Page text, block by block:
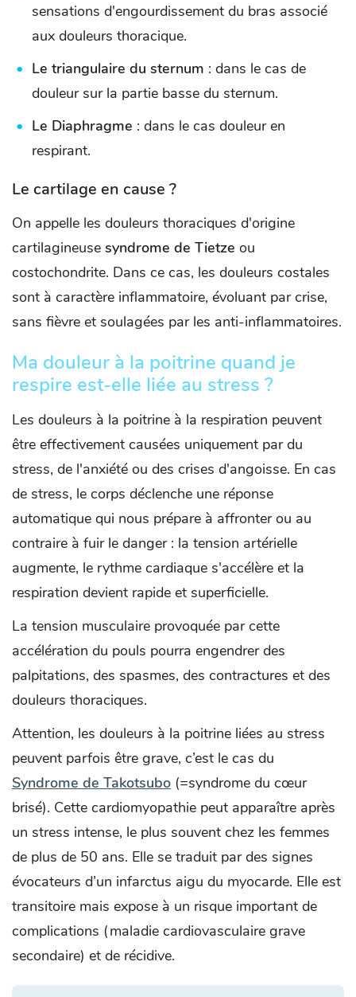
sensations d'engourdissement du bras associé
aux douleurs thoracique.
Le triangulaire du sternum : dans le cas de
douleur sur la partie basse du sternum.
Le Diaphragme : dans le cas douleur en
respirant.
Le cartilage en cause ?
On appelle les douleurs thoraciques d'origine
cartilagineuse syndrome de Tietze ou
costochondrite. Dans ce cas, les douleurs costales
sont à caractère inflammatoire, évoluant par crise,
sans fièvre et soulagées par les anti-inflammatoires.
Ma douleur à la poitrine quand je
respire est-elle liée au stress ?
Les douleurs à la poitrine à la respiration peuvent
être effectivement causées uniquement par du
stress, de l'anxiété ou des crises d'angoisse. En cas
de stress, le corps déclenche une réponse
automatique qui nous prépare à affronter ou au
contraire à fuir le danger : la tension artérielle
augmente, le rythme cardiaque s'accélère et la
respiration devient rapide et superficielle.
La tension musculaire provoquée par cette
accélération du pouls pourra engendrer des
palpitations, des spasmes, des contractures et des
douleurs thoraciques.
Attention, les douleurs à la poitrine liées au stress
peuvent parfois être grave, c’est le cas du
Syndrome de Takotsubo (=syndrome du cœur
brisé). Cette cardiomyopathie peut apparaître après
un stress intense, le plus souvent chez les femmes
de plus de 50 ans. Elle se traduit par des signes
évocateurs d’un infarctus aigu du myocarde. Elle est
transitoire mais expose à un risque important de
complications (maladie cardiovasculaire grave
secondaire) et de récidive.